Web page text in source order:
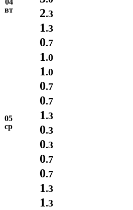
04
вт
2.3
1.3
0.7
1.0
05
ср
1.0
0.7
0.7
1.3
0.3
0.3
0.7
0.7
1.3
1.3